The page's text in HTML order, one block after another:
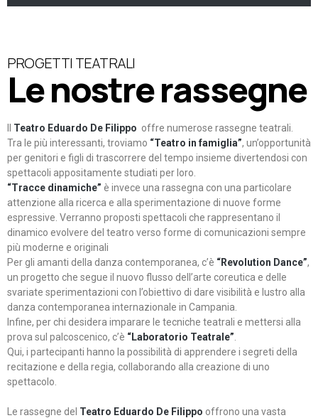
PROGETTI TEATRALI
Le nostre rassegne
Teatro Eduardo De Filippo offre numerose rassegne teatrali.
Tra le più interessanti, troviamo “Teatro in famiglia”, un’opportunità
per genitori e figli di trascorrere del tempo insieme divertendosi con
spettacoli appositamente studiati per loro.
“Tracce dinamiche” è invece una rassegna con una particolare
attenzione alla ricerca e alla sperimentazione di nuove forme
espressive. Verranno proposti spettacoli che rappresentano il
dinamico evolvere del teatro verso forme di comunicazioni sempre
più moderne e originali
Per gli amanti della danza contemporanea, c’è “Revolution Dance”,
un progetto che segue il nuovo flusso dell’arte coreutica e delle
svariate sperimentazioni con l’obiettivo di dare visibilità e lustro alla
danza contemporanea internazionale in Campania.
Infine, per chi desidera imparare le tecniche teatrali e mettersi alla
prova sul palcoscenico, c’è “Laboratorio Teatrale”
Qui, i partecipanti hanno la possibilità di apprendere i segreti della
recitazione e della regia, collaborando alla creazione di uno
spettacolo.
Le rassegne del Teatro Eduardo De Filippo offrono una vasta